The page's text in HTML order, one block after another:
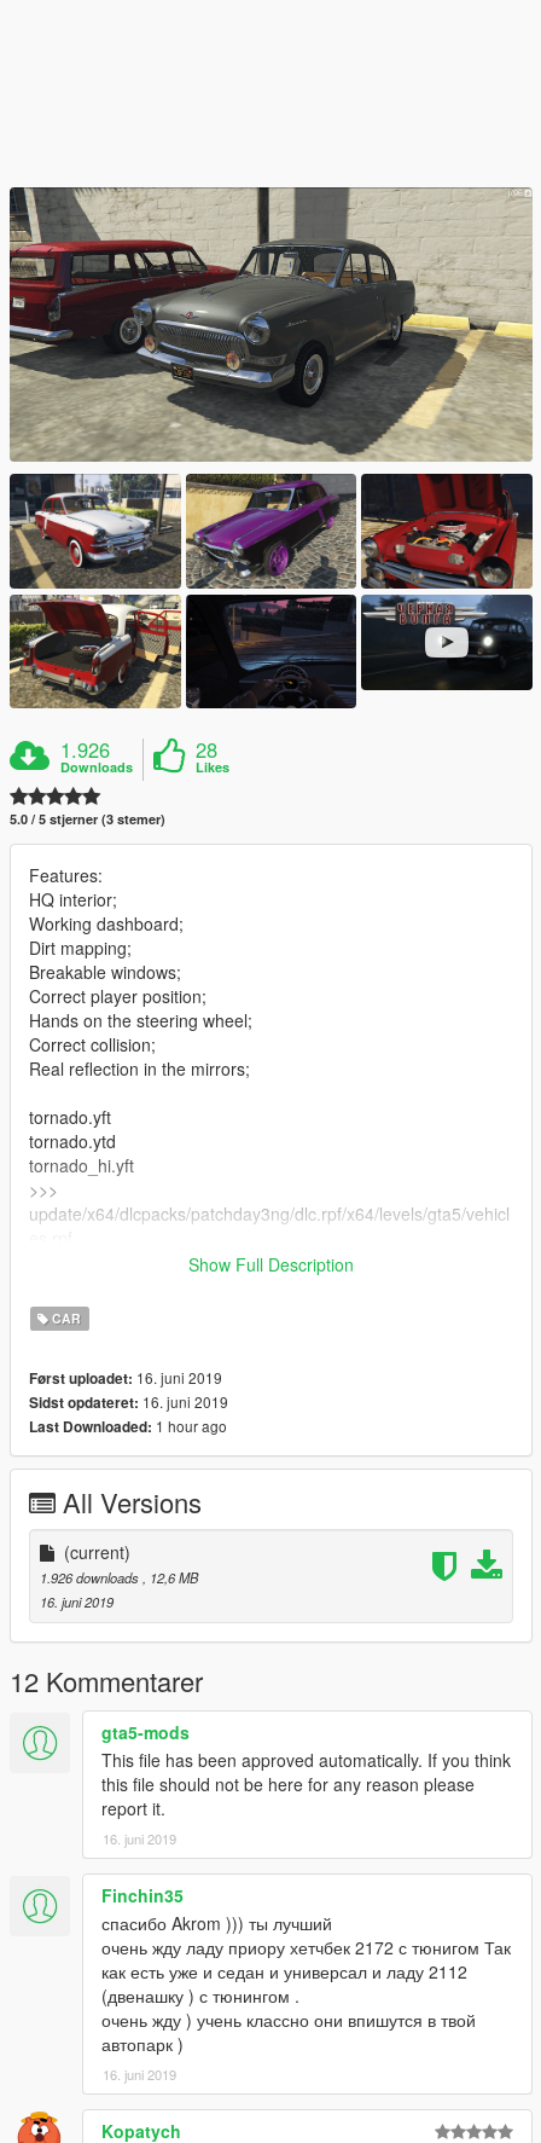
1.926
Downloads
28
Likes
5.0 / 5 stjerner (3 stemer)
Features:
HQ interior;
Working dashboard;
Dirt mapping;
Breakable windows;
Correct player position;
Hands on the steering wheel;
Correct collision;
Real reflection in the mirrors;
tornado.yft
tornado.ytd
tornado_hi.yft
>>>
update/x64/dlcpacks/patchday3ng/dlc.rpf/x64/levels/gta5/vehicl
>>> x64i.rpf/levels/gta5/vehiclemods
>>> x64w.rpf/dlcpacks/mpbusiness/dlc.rpf/common/data
Show Full Description
CAR
Først uploadet: 16. juni 2019
Sidst opdateret: 16. juni 2019
Last Downloaded: 1 hour ago
All Versions
(current)
1.926 downloads
, 12,6 MB
16. juni 2019
12 Kommentarer
gta5-mods
This file has been approved automatically. If you think
this file should not be here for any reason please
report it.
16. juni 2019
Finchin35
спасибо Akrom ))) ты лучший
очень жду ладу приору хетчбек 2172 с тюнигом Так
как есть уже и седан и универсал и ладу 2112
(двенашку ) с тюнингом .
очень жду ) учень классно они впишутся в твой
автопарк )
16. juni 2019
Kopatych